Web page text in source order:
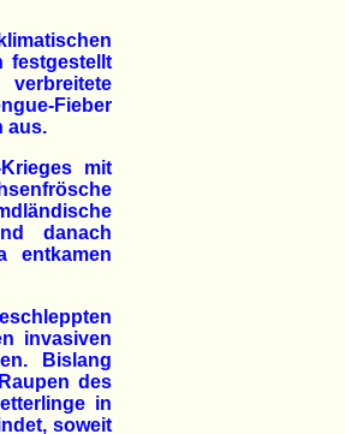
festgestellt
Fieber
aus.
mit
danach
entkamen
invasiven
Bislang
des
in
soweit